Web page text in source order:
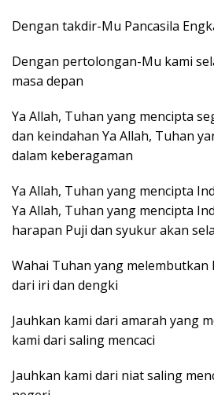
Dengan takdir-Mu Pancasila
Dengan pertolongan-Mu kami
masa depan
Ya Allah, Tuhan yang mencipta
dan keindahan Ya Allah, Tuhan
dalam keberagaman
Ya Allah, Tuhan yang mencipta
Ya Allah, Tuhan yang mencipta
harapan Puji dan syukur akan
Wahai Tuhan yang melembutkan
dari iri dan dengki
Jauhkan kami dari amarah yang
kami dari saling mencaci
Jauhkan kami dari niat saling